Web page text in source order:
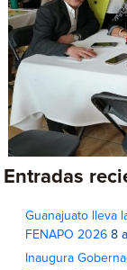
Entradas
Guanajuato lleva
FENAPO 2026 8
Inaugura